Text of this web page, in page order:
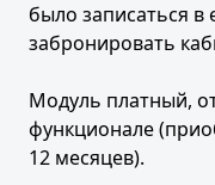
было записаться в
забронировать
Модуль платный,
функционале
12 месяцев).